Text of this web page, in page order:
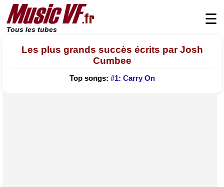
Tous les tubes
☰
Les plus grands succès écrits par Josh
Cumbee
Top songs: #1: Carry On